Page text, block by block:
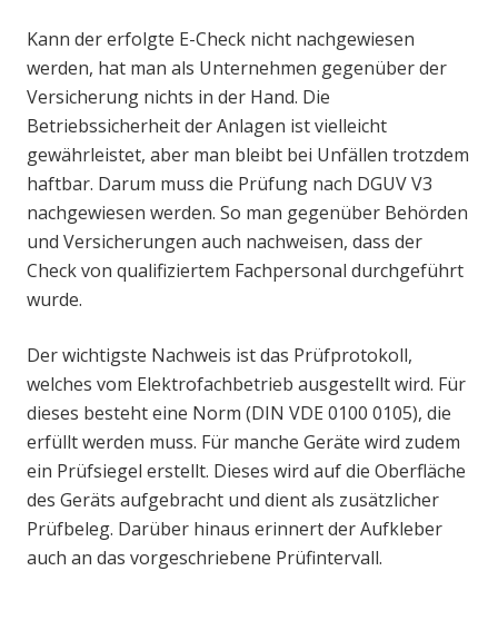
Kann der erfolgte E-Check nicht nachgewiesen
werden, hat man als Unternehmen gegenüber der
Versicherung nichts in der Hand. Die
Betriebssicherheit der Anlagen ist vielleicht
gewährleistet, aber man bleibt bei Unfällen trotzdem
haftbar. Darum muss die Prüfung nach DGUV V3
nachgewiesen werden. So man gegenüber Behörden
und Versicherungen auch nachweisen, dass der
Check von qualifiziertem Fachpersonal durchgeführt
wurde.
Der wichtigste Nachweis ist das Prüfprotokoll,
welches vom Elektrofachbetrieb ausgestellt wird. Für
dieses besteht eine Norm (DIN VDE 0100 0105), die
erfüllt werden muss. Für manche Geräte wird zudem
ein Prüfsiegel erstellt. Dieses wird auf die Oberfläche
des Geräts aufgebracht und dient als zusätzlicher
Prüfbeleg. Darüber hinaus erinnert der Aufkleber
auch an das vorgeschriebene Prüfintervall.